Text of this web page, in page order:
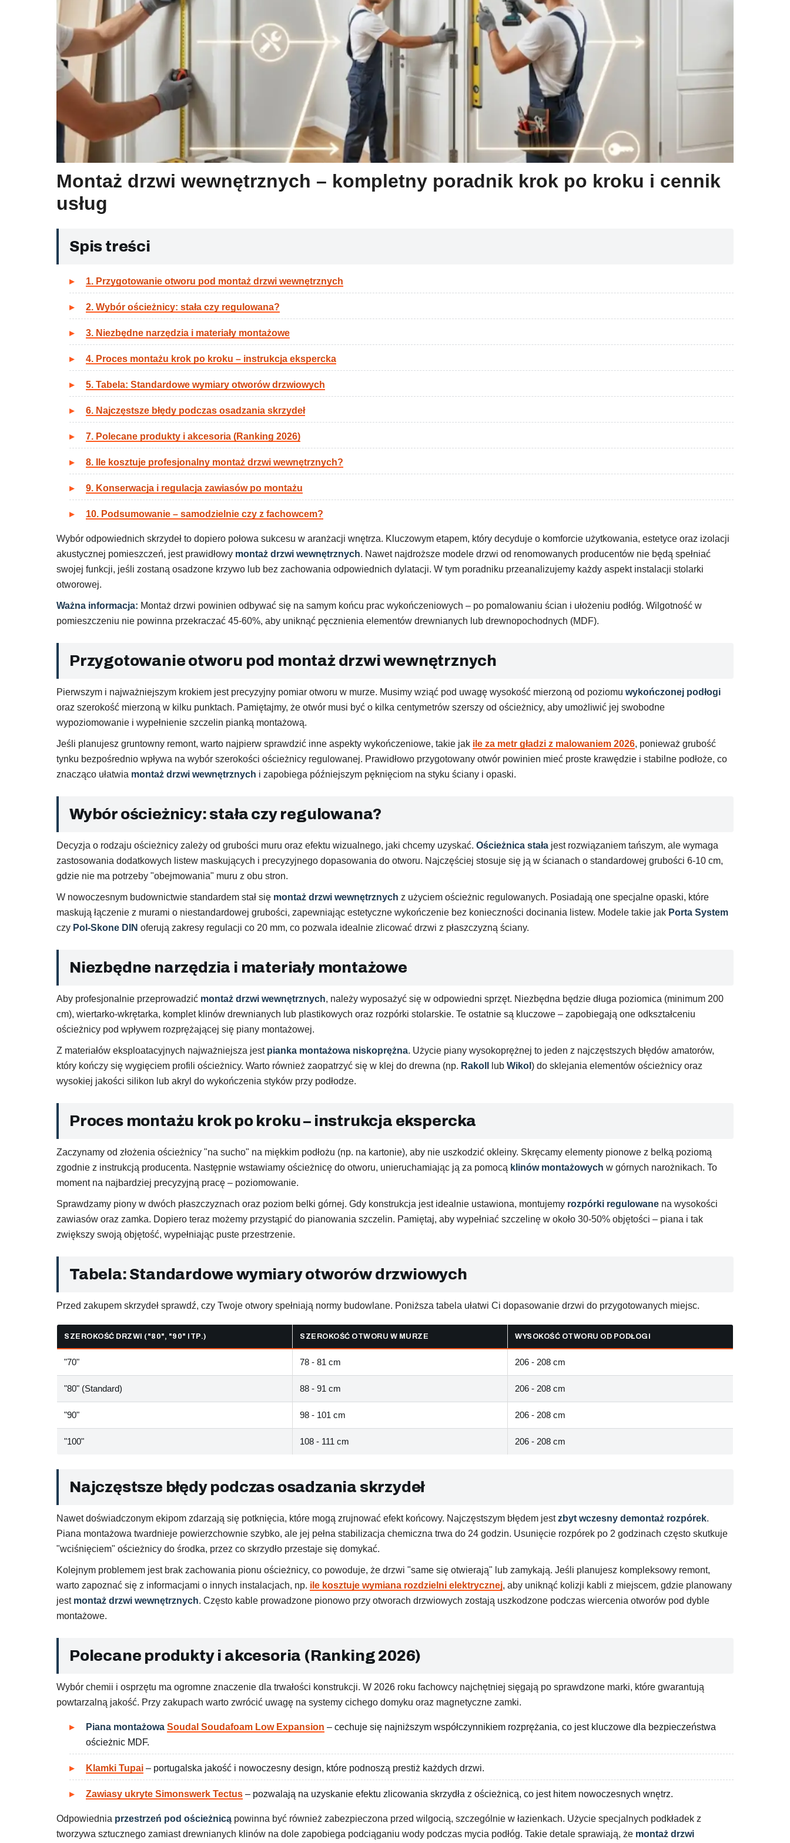
Montaż drzwi wewnętrznych – kompletny poradnik krok po kroku i cennik
usług
Spis treści
1. Przygotowanie otworu pod montaż drzwi wewnętrznych
2. Wybór ościeżnicy: stała czy regulowana?
3. Niezbędne narzędzia i materiały montażowe
4. Proces montażu krok po kroku – instrukcja ekspercka
5. Tabela: Standardowe wymiary otworów drzwiowych
6. Najczęstsze błędy podczas osadzania skrzydeł
7. Polecane produkty i akcesoria (Ranking 2026)
8. Ile kosztuje profesjonalny montaż drzwi wewnętrznych?
9. Konserwacja i regulacja zawiasów po montażu
10. Podsumowanie – samodzielnie czy z fachowcem?
Wybór odpowiednich skrzydeł to dopiero połowa sukcesu w aranżacji wnętrza. Kluczowym etapem, który decyduje o komforcie użytkowania, estetyce oraz izolacji
akustycznej pomieszczeń, jest prawidłowy montaż drzwi wewnętrznych. Nawet najdroższe modele drzwi od renomowanych producentów nie będą spełniać
swojej funkcji, jeśli zostaną osadzone krzywo lub bez zachowania odpowiednich dylatacji. W tym poradniku przeanalizujemy każdy aspekt instalacji stolarki
otworowej.
Ważna informacja: Montaż drzwi powinien odbywać się na samym końcu prac wykończeniowych – po pomalowaniu ścian i ułożeniu podłóg. Wilgotność w
pomieszczeniu nie powinna przekraczać 45-60%, aby uniknąć pęcznienia elementów drewnianych lub drewnopochodnych (MDF).
Przygotowanie otworu pod montaż drzwi wewnętrznych
Pierwszym i najważniejszym krokiem jest precyzyjny pomiar otworu w murze. Musimy wziąć pod uwagę wysokość mierzoną od poziomu wykończonej podłogi
oraz szerokość mierzoną w kilku punktach. Pamiętajmy, że otwór musi być o kilka centymetrów szerszy od ościeżnicy, aby umożliwić jej swobodne
wypoziomowanie i wypełnienie szczelin pianką montażową.
Jeśli planujesz gruntowny remont, warto najpierw sprawdzić inne aspekty wykończeniowe, takie jak ile za metr gładzi z malowaniem 2026, ponieważ grubość
tynku bezpośrednio wpływa na wybór szerokości ościeżnicy regulowanej. Prawidłowo przygotowany otwór powinien mieć proste krawędzie i stabilne podłoże, co
znacząco ułatwia montaż drzwi wewnętrznych i zapobiega późniejszym pęknięciom na styku ściany i opaski.
Wybór ościeżnicy: stała czy regulowana?
Decyzja o rodzaju ościeżnicy zależy od grubości muru oraz efektu wizualnego, jaki chcemy uzyskać. Ościeżnica stała jest rozwiązaniem tańszym, ale wymaga
zastosowania dodatkowych listew maskujących i precyzyjnego dopasowania do otworu. Najczęściej stosuje się ją w ścianach o standardowej grubości 6-10 cm,
gdzie nie ma potrzeby "obejmowania" muru z obu stron.
W nowoczesnym budownictwie standardem stał się montaż drzwi wewnętrznych z użyciem ościeżnic regulowanych. Posiadają one specjalne opaski, które
maskują łączenie z murami o niestandardowej grubości, zapewniając estetyczne wykończenie bez konieczności docinania listew. Modele takie jak Porta System
czy Pol-Skone DIN oferują zakresy regulacji co 20 mm, co pozwala idealnie zlicować drzwi z płaszczyzną ściany.
Niezbędne narzędzia i materiały montażowe
Aby profesjonalnie przeprowadzić montaż drzwi wewnętrznych, należy wyposażyć się w odpowiedni sprzęt. Niezbędna będzie długa poziomica (minimum 200
cm), wiertarko-wkrętarka, komplet klinów drewnianych lub plastikowych oraz rozpórki stolarskie. Te ostatnie są kluczowe – zapobiegają one odkształceniu
ościeżnicy pod wpływem rozprężającej się piany montażowej.
Z materiałów eksploatacyjnych najważniejsza jest pianka montażowa niskoprężna. Użycie piany wysokoprężnej to jeden z najczęstszych błędów amatorów,
który kończy się wygięciem profili ościeżnicy. Warto również zaopatrzyć się w klej do drewna (np. Rakoll lub Wikol ) do sklejania elementów ościeżnicy oraz
wysokiej jakości silikon lub akryl do wykończenia styków przy podłodze.
Proces montażu krok po kroku – instrukcja ekspercka
Zaczynamy od złożenia ościeżnicy "na sucho" na miękkim podłożu (np. na kartonie), aby nie uszkodzić okleiny. Skręcamy elementy pionowe z belką poziomą
zgodnie z instrukcją producenta. Następnie wstawiamy ościeżnicę do otworu, unieruchamiając ją za pomocą klinów montażowych w górnych narożnikach. To
moment na najbardziej precyzyjną pracę – poziomowanie.
Sprawdzamy piony w dwóch płaszczyznach oraz poziom belki górnej. Gdy konstrukcja jest idealnie ustawiona, montujemy rozpórki regulowane na wysokości
zawiasów oraz zamka. Dopiero teraz możemy przystąpić do pianowania szczelin. Pamiętaj, aby wypełniać szczelinę w około 30-50% objętości – piana i tak
zwiększy swoją objętość, wypełniając puste przestrzenie.
Tabela: Standardowe wymiary otworów drzwiowych
Przed zakupem skrzydeł sprawdź, czy Twoje otwory spełniają normy budowlane. Poniższa tabela ułatwi Ci dopasowanie drzwi do przygotowanych miejsc.
SZEROKOŚĆ DRZWI ("80", "90" ITP.) SZEROKOŚĆ OTWORU W MURZE WYSOKOŚĆ OTWORU OD PODŁOGI
"70" 78 - 81 cm 206 - 208 cm
"80" (Standard) 88 - 91 cm 206 - 208 cm
"90" 98 - 101 cm 206 - 208 cm
"100" 108 - 111 cm 206 - 208 cm
Najczęstsze błędy podczas osadzania skrzydeł
Nawet doświadczonym ekipom zdarzają się potknięcia, które mogą zrujnować efekt końcowy. Najczęstszym błędem jestzbyt wczesny demontaż rozpórek.
Piana montażowa twardnieje powierzchownie szybko, ale jej pełna stabilizacja chemiczna trwa do 24 godzin. Usunięcie rozpórek po 2 godzinach często skutkuje
"wciśnięciem" ościeżnicy do środka, przez co skrzydło przestaje się domykać.
Kolejnym problemem jest brak zachowania pionu ościeżnicy, co powoduje, że drzwi "same się otwierają" lub zamykają. Jeśli planujesz kompleksowy remont,
warto zapoznać się z informacjami o innych instalacjach, np. ile kosztuje wymiana rozdzielni elektrycznej, aby uniknąć kolizji kabli z miejscem, gdzie planowany
jest montaż drzwi wewnętrznych. Często kable prowadzone pionowo przy otworach drzwiowych zostają uszkodzone podczas wiercenia otworów pod dyble
montażowe.
Polecane produkty i akcesoria (Ranking 2026)
Wybór chemii i osprzętu ma ogromne znaczenie dla trwałości konstrukcji. W 2026 roku fachowcy najchętniej sięgają po sprawdzone marki, które gwarantują
powtarzalną jakość. Przy zakupach warto zwrócić uwagę na systemy cichego domyku oraz magnetyczne zamki.
Piana montażowa Soudal Soudafoam Low Expansion – cechuje się najniższym współczynnikiem rozprężania, co jest kluczowe dla bezpieczeństwa
ościeżnic MDF.
Klamki Tupai – portugalska jakość i nowoczesny design, które podnoszą prestiż każdych drzwi.
Zawiasy ukryte Simonswerk Tectus – pozwalają na uzyskanie efektu zlicowania skrzydła z ościeżnicą, co jest hitem nowoczesnych wnętrz.
Odpowiednia przestrzeń pod ościeżnicą powinna być również zabezpieczona przed wilgocią, szczególnie w łazienkach. Użycie specjalnych podkładek z
tworzywa sztucznego zamiast drewnianych klinów na dole zapobiega podciąganiu wody podczas mycia podłóg. Takie detale sprawiają, że montaż drzwi